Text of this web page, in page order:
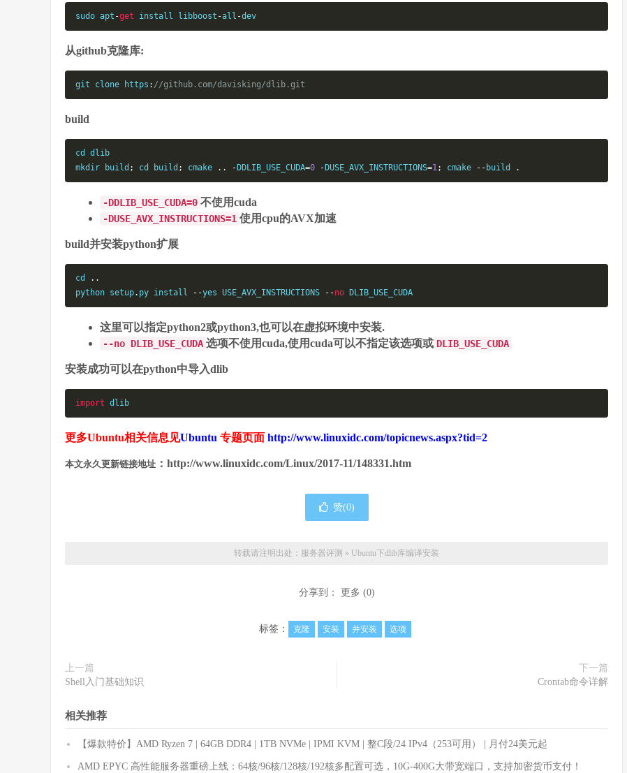
sudo apt -get install libboost -all -dev
从github克隆库:
git clone https : //github.com/davisking/dlib.git
build
cd
mkdir build ; cd build ; cmake .. - DDLIB_USE_CUDA=0 - DUSE_AVX_INSTRUCTIONS=1; cmake -- build .
-DDLIB_USE_CUDA=0 不使用cuda
-DUSE_AVX_INSTRUCTIONS=1 使用cpu的AVX加速
build并安装python扩展
cd
..
python setup. py install --yes USE_AVX_INSTRUCTIONS --no DLIB_USE_CUDA
这里可以指定python2或python3,也可以在虚拟环境中安装.
--no DLIB_USE_CUDA 选项不使用cuda,使用cuda可以不指定该选项或 DLIB_USE_CUDA
安装成功可以在python中导入dlib
import dlib
更多Ubuntu相关信息见Ubuntu 专题页面 http://www.linuxidc.com/topicnews.aspx?tid=2
本文永久更新链接地址 ：http://www.linuxidc.com/Linux/2017-11/148331.htm
赞(0)
转载请注明出处： 服务器评测 » Ubuntu下dlib库编译安装
分享到： 更多 (0)
标签： 克隆 安装 并安装 选项
上一篇
Shell入门基础知识
下一篇
Crontab命令详解
相关推荐
【爆款特价】AMD Ryzen 7 | 64GB DDR4 | 1TB NVMe | IPMI KVM | 整C段/24 IPv4（253可用） | 月付24美元起
AMD EPYC 高性能服务器重磅上线：64核/96核/128核/192核多配置可选，10G-400G大带宽端口，支持加密货币支付！